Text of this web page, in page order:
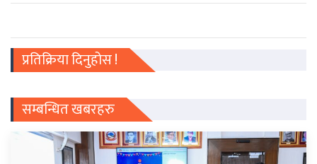
प्रतिक्रिया दिनुहोस !
सम्बन्धित खबरहरु